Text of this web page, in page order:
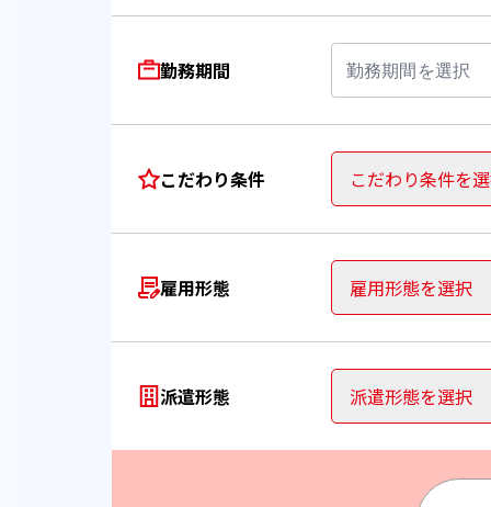
勤務期間 勤務期間を選択
こだわり条件 こだわり条件を
雇用形態 雇用形態を選択
派遣形態 派遣形態を選択